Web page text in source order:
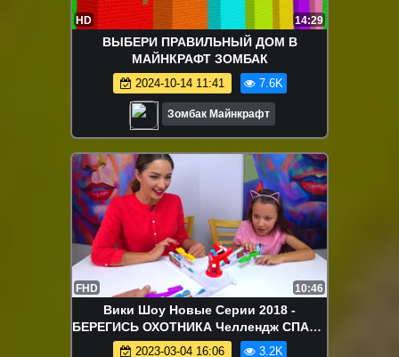
HD 14:29
ВЫБЕРИ ПРАВИЛЬНЫЙ ДОМ В
МАЙНКРАФТ ЗОМБАК
2024-10-14 11:41 7.6K
Зомбак Майнкрафт
FHD 10:46
Вики Шоу Новые Серии 2018 -
БЕРЕГИСЬ ОХОТНИКА Челлендж СПАСИ
Цыплят Loopin louie Game Challenge /
2023-03-04 16:06 3.2K